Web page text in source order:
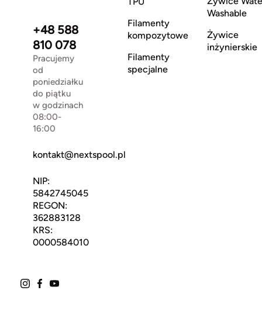
+48 588
810 078
Pracujemy
od
poniedziałku
do piątku
w godzinach
08:00-
16:00
kontakt@nextspool.pl
NIP:
5842745045
REGON:
362883128
KRS:
0000584010
Filamenty
kompozytowe
Filamenty
specjalne
Washable
Żywice
inżynierskie